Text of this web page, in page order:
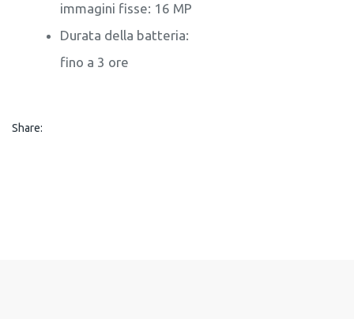
immagini fisse: 16 MP
Durata della batteria:
fino a 3 ore
Share: